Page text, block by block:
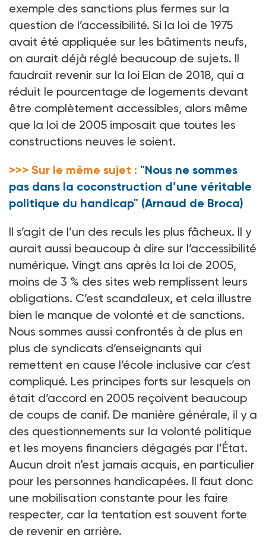
exemple des sanctions plus fermes sur la
question de l’accessibilité. Si la loi de 1975
avait été appliquée sur les bâtiments neufs,
on aurait déjà réglé beaucoup de sujets. Il
faudrait revenir sur la loi Elan de 2018, qui a
réduit le pourcentage de logements devant
être complètement accessibles, alors même
que la loi de 2005 imposait que toutes les
constructions neuves le soient.
>>> Sur le même sujet : "Nous ne sommes
pas dans la coconstruction d’une véritable
politique du handicap" (Arnaud de Broca)
Il s’agit de l’un des reculs les plus fâcheux. Il y
aurait aussi beaucoup à dire sur l’accessibilité
numérique. Vingt ans après la loi de 2005,
moins de 3 % des sites web remplissent leurs
obligations. C’est scandaleux, et cela illustre
bien le manque de volonté et de sanctions.
Nous sommes aussi confrontés à de plus en
plus de syndicats d’enseignants qui
remettent en cause l’école inclusive car c’est
compliqué. Les principes forts sur lesquels on
était d’accord en 2005 reçoivent beaucoup
de coups de canif. De manière générale, il y a
des questionnements sur la volonté politique
et les moyens financiers dégagés par l’État.
Aucun droit n’est jamais acquis, en particulier
pour les personnes handicapées. Il faut donc
une mobilisation constante pour les faire
respecter, car la tentation est souvent forte
de revenir en arrière.